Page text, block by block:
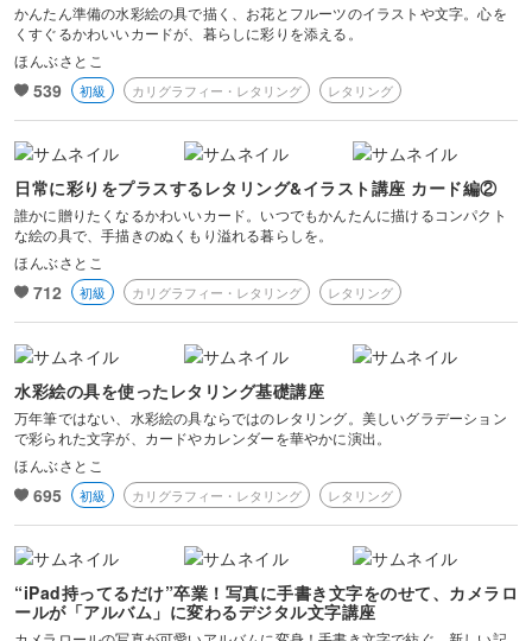
かんたん準備の水彩絵の具で描く、お花とフルーツのイラストや文字。心を
くすぐるかわいいカードが、暮らしに彩りを添える。
ほんぶさとこ
539 初級 カリグラフィー・レタリング レタリング
日常に彩りをプラスするレタリング&イラスト講座 カード編②
誰かに贈りたくなるかわいいカード。いつでもかんたんに描けるコンパクト
な絵の具で、手描きのぬくもり溢れる暮らしを。
ほんぶさとこ
712 初級 カリグラフィー・レタリング レタリング
水彩絵の具を使ったレタリング基礎講座
万年筆ではない、水彩絵の具ならではのレタリング。美しいグラデーション
で彩られた文字が、カードやカレンダーを華やかに演出。
ほんぶさとこ
695 初級 カリグラフィー・レタリング レタリング
“iPad持ってるだけ”卒業！写真に手書き文字をのせて、カメラロ
ールが「アルバム」に変わるデジタル文字講座